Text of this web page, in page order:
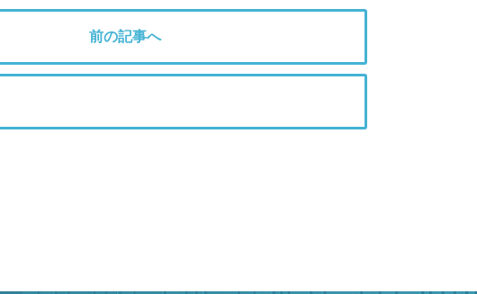
前の記事へ